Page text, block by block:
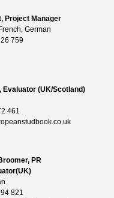
Project Manager
German
759
Evaluator (UK/Scotland)
461
PR
821